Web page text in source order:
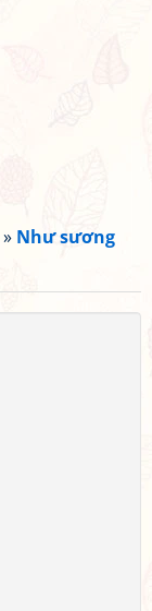
» Như sương